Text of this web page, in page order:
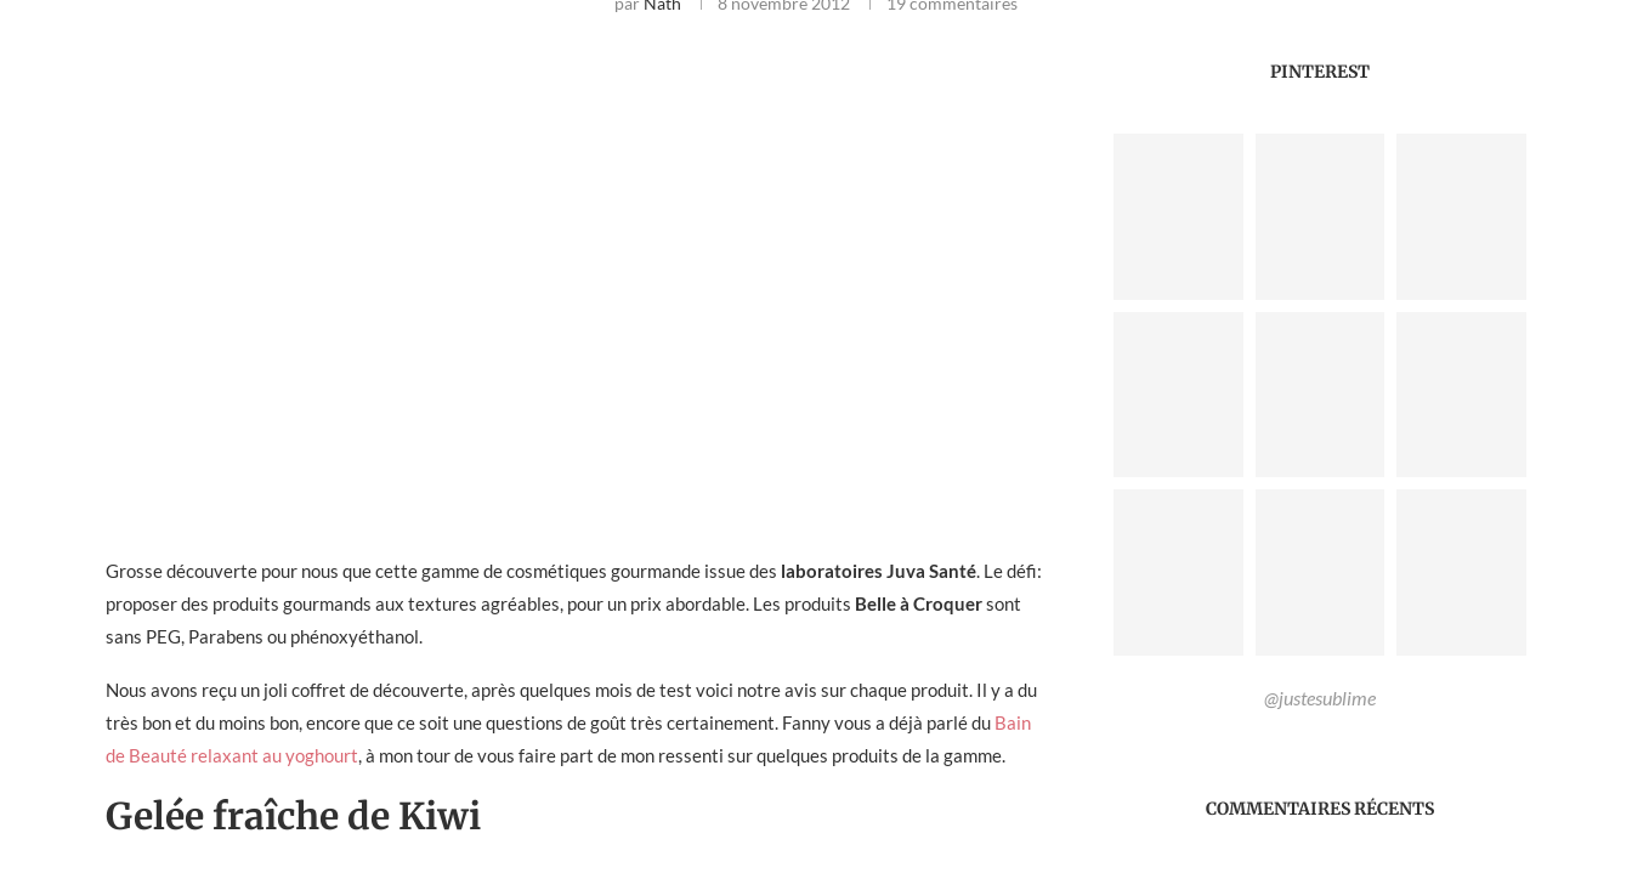
Grosse découverte pour nous que cette gamme de cosmétiques gourmande issue des laboratoires Juva Santé. Le défi:
proposer des produits gourmands aux textures agréables, pour un prix abordable. Les produits Belle à Croquersont
sans PEG, Parabens ou phénoxyéthanol.
Nous avons reçu un joli coffret de découverte, après quelques mois de test voici notre avis sur chaque produit. Il y a du
très bon et du moins bon, encore que ce soit une questions de goût très certainement. Fanny vous a déjà parlé du Bain
de Beauté relaxant au yoghourt, à mon tour de vous faire part de mon ressenti sur quelques produits de la gamme.
Gelée fraîche de Kiwi
PINTEREST
@justesublime
COMMENTAIRES RÉCENTS